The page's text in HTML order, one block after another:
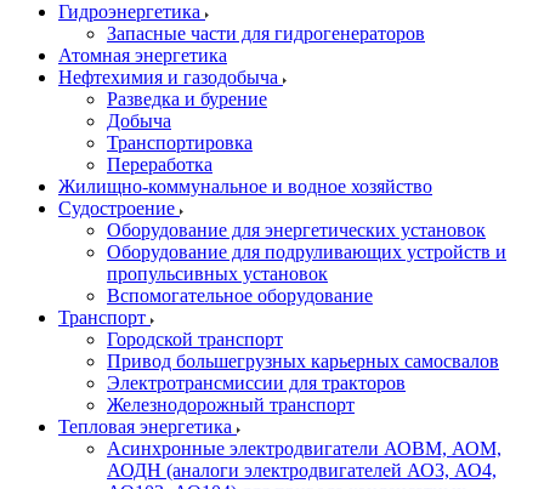
Гидроэнергетика
Запасные части для гидрогенераторов
Атомная энергетика
Нефтехимия и газодобыча
Разведка и бурение
Добыча
Транспортировка
Переработка
Жилищно-коммунальное и водное хозяйство
Судостроение
Оборудование для энергетических установок
Оборудование для подруливающих устройств и
пропульсивных установок
Вспомогательное оборудование
Транспорт
Городской транспорт
Привод большегрузных карьерных самосвалов
Электротрансмиссии для тракторов
Железнодорожный транспорт
Тепловая энергетика
Асинхронные электродвигатели АОВМ, АОМ,
АОДН (аналоги электродвигателей АО3, АО4,